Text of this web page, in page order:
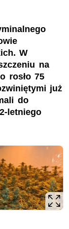
W
na
rosło 75
już
do
letniego